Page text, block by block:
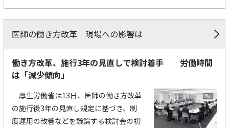
医師の働き方改革 現場への影響は
働き方改革、施行3年の見直しで検討着手 労働時間
は「減少傾向」
厚生労働省は13日、医師の働き方改革
の施行後3年の見直し規定に基づき、制
度運用の改善などを議論する検討会の初